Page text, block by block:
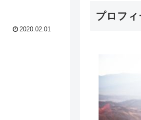
2020.02.01
プロフィ